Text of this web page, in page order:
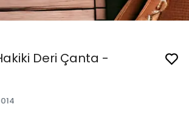
Deri Çanta -